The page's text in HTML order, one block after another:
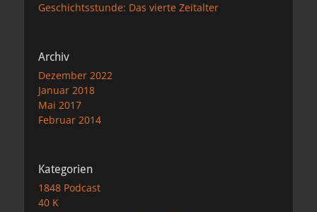
Geschichtsstunde: Das vierte Zeitalter
Archiv
Dezember 2022
Januar 2018
Mai 2017
Februar 2014
Kategorien
1848 Podcast
40 K